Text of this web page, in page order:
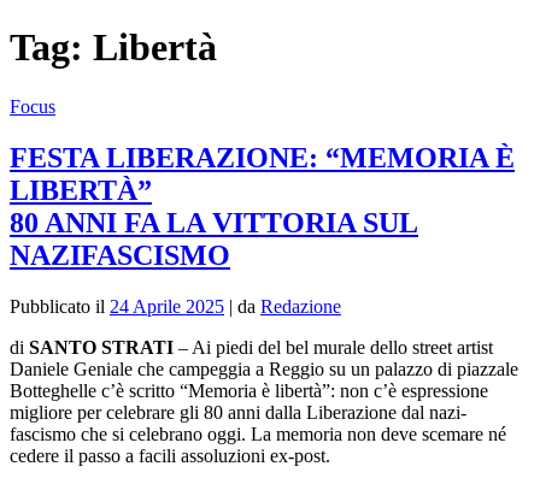
Tag: Libertà
Focus
FESTA LIBERAZIONE: “MEMORIA È
LIBERTÀ”
80 ANNI FA LA VITTORIA SUL
NAZIFASCISMO
Pubblicato il 24 Aprile 2025 | da Redazione
di SANTO STRATI – Ai piedi del bel murale dello street artist
Daniele Geniale che campeggia a Reggio su un palazzo di piazzale
Botteghelle c’è scritto “Memoria è libertà”: non c’è espressione
migliore per celebrare gli 80 anni dalla Liberazione dal nazi-
fascismo che si celebrano oggi. La memoria non deve scemare né
cedere il passo a facili assoluzioni ex-post.